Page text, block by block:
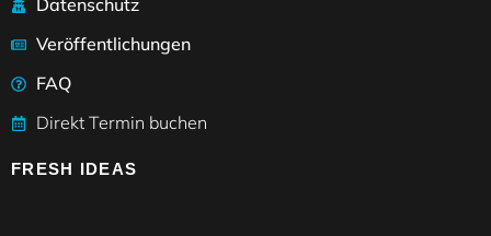
Datenschutz
Veröffentlichungen
FAQ
Direkt Termin buchen
FRESH IDEAS